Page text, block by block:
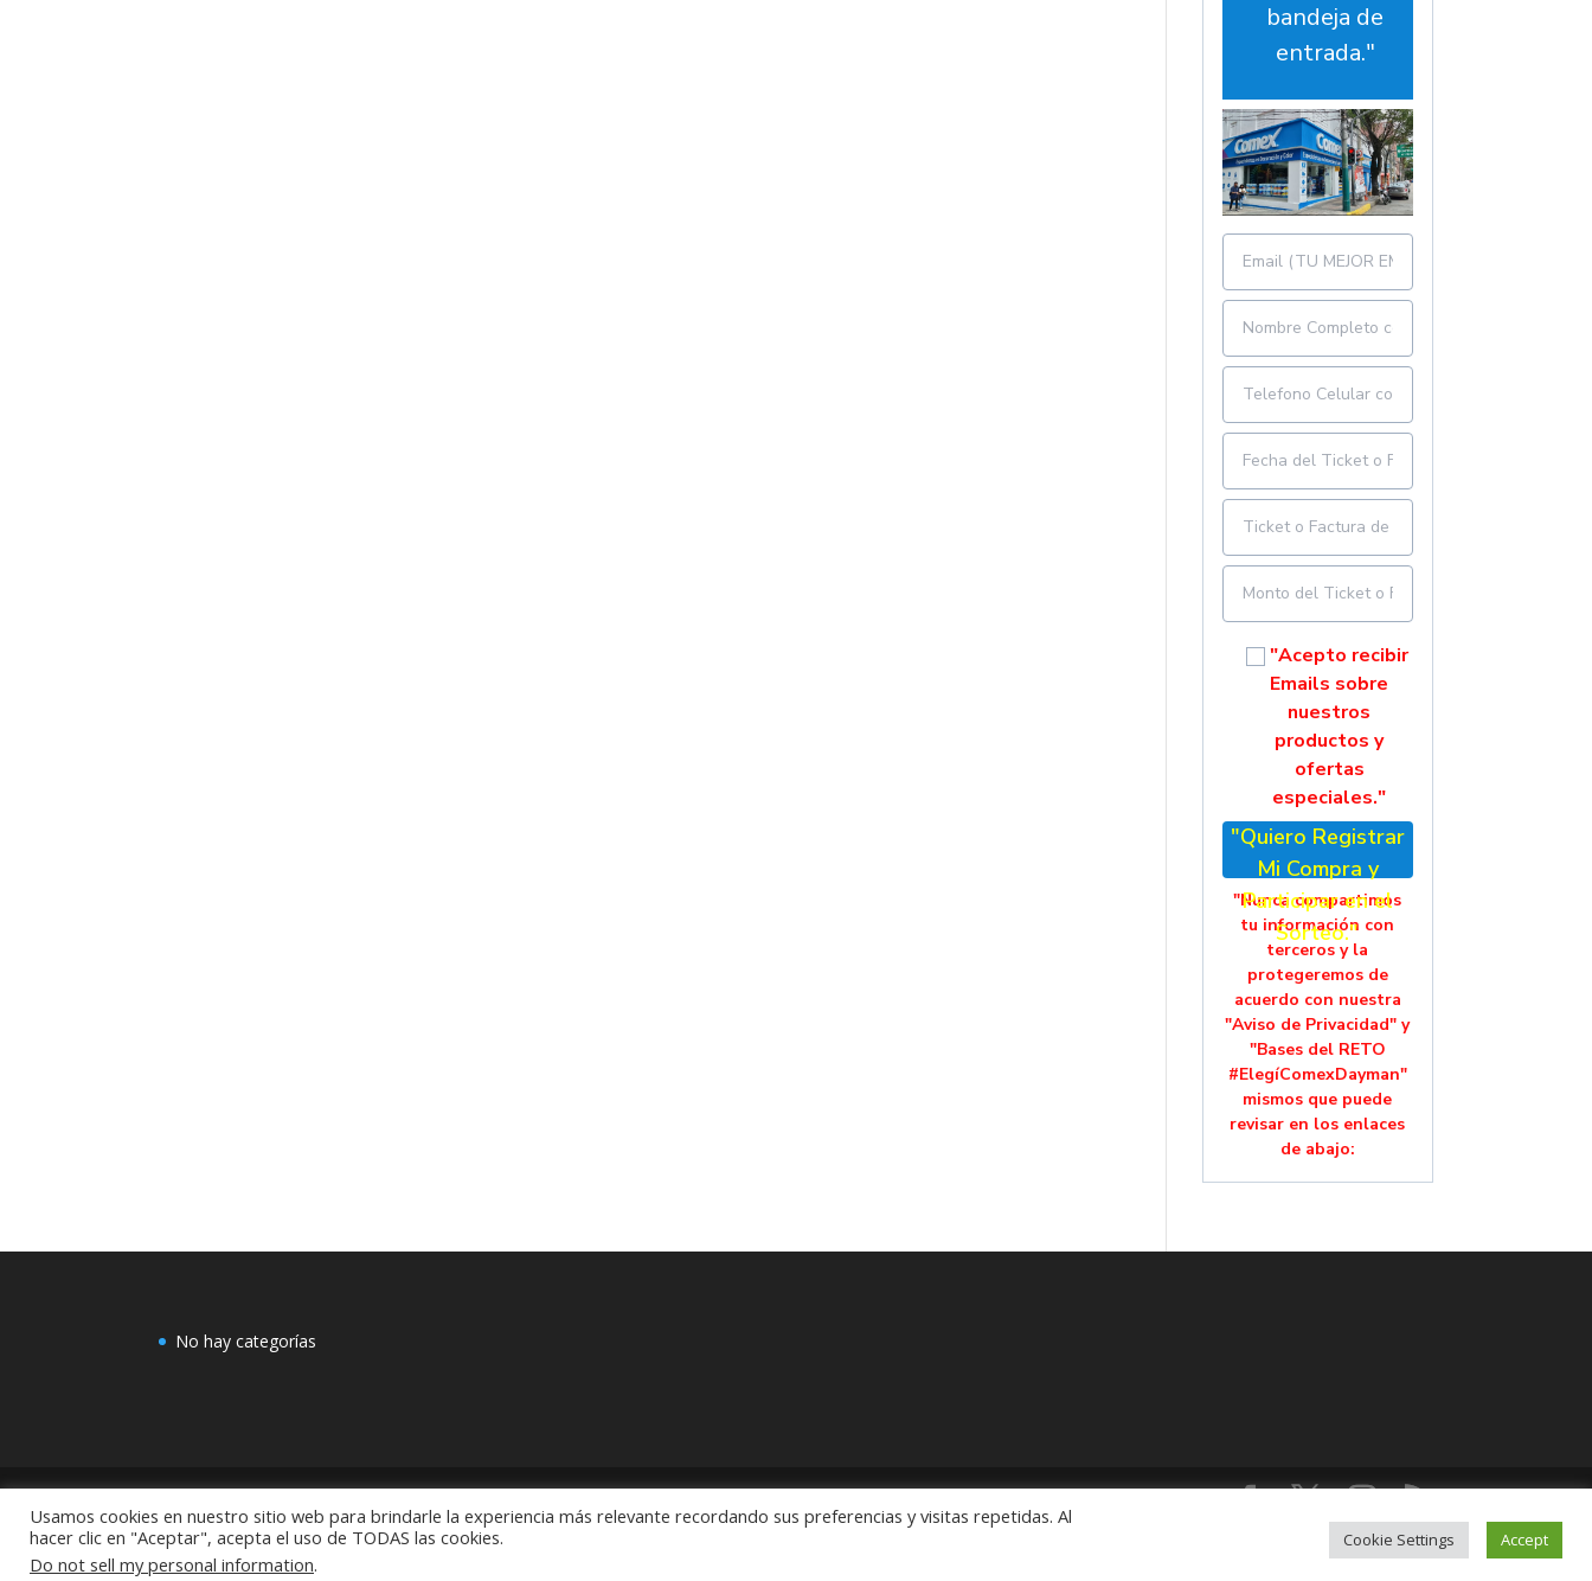
bandeja de
entrada."
"Acepto recibir
Emails sobre
nuestros
productos y
ofertas
especiales."
"Quiero Registrar
Mi Compra y
Participar en el
Sorteo."
"Nunca compartimos
tu información con
terceros y la
protegeremos de
acuerdo con nuestra
"Aviso de Privacidad" y
"Bases del RETO
#ElegíComexDayman"
mismos que puede
revisar en los enlaces
de abajo:
No hay categorías
COMEX: "Centro de Decoración Dayman Revolución" Pedidos: 55 5563 2913 y 55 5563 1186 Rubens # 3, Esquina Revolución, Colonia Mixcoac, C.P. 03910, CDMX,
México
Usamos cookies en nuestro sitio web para brindarle la experiencia más relevante recordando sus preferencias y visitas repetidas. Al
hacer clic en "Aceptar", acepta el uso de TODAS las cookies.
Do not sell my personal information.
Cookie Settings Accept